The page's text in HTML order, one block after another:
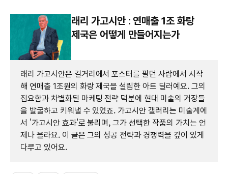
래리 가고시안 : 연매출 1조 화랑
제국은 어떻게 만들어지는가
래리 가고시안은 길거리에서 포스터를 팔던 사람에서 시작
해 연매출 1조원의 화랑 제국을 설립한 아트 딜러예요. 그의
집요함과 차별화된 마케팅 전략 덕분에 현대 미술의 거장들
을 발굴하고 키워낼 수 있었죠. 가고시안 갤러리는 미술계에
서 '가고시안 효과'로 불리며, 그가 선택한 작품의 가치는 언
제나 올라요. 이 글은 그의 성공 전략과 경쟁력을 깊이 있게
다루고 있어요.